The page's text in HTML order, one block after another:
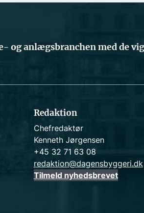
og anlægsbranchen med de
Redaktion
Chefredaktør
Kenneth Jørgensen
+45 32 71 63 08
redaktion@dagensbyggeri.dk
Tilmeld nyhedsbrevet